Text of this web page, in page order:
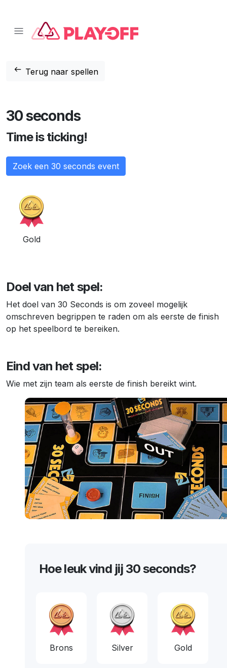
arrow_left_alt Terug naar spellen
30 seconds
Time is ticking!
Zoek een 30 seconds event
Gold
Doel van het spel:
Het doel van 30 Seconds is om zoveel mogelijk
omschreven begrippen te raden om als eerste de finish
op het speelbord te bereiken.
Eind van het spel:
Wie met zijn team als eerste de finish bereikt wint.
Hoe leuk vind jij 30 seconds?
Brons Silver Gold